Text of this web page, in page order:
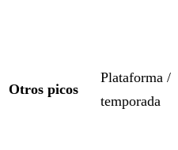
Otros picos
Plataforma /
temporada